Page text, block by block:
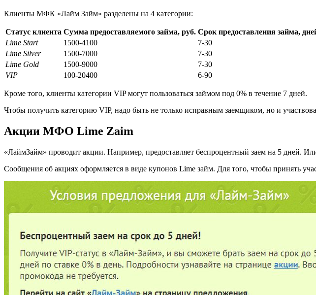
Клиенты МФК «Лайм Займ» разделены на 4 категории:
Статус клиента Сумма предоставляемого займа, руб. Срок предоставления займа,
Lime Start
1500-4100 7-30
Lime Silver 1500-7000 7-30
Lime Gold
1500-9000 7-30
VIP
100-20400 6-90
Кроме того, клиенты категории VIP могут пользоваться займом под 0% в течение 7 дней.
Чтобы получить категорию VIP, надо быть не только исправным заемщиком, но и
Акции МФО Lime Zaim
«ЛаймЗайм» проводит акции. Например, предоставляет беспроцентный заем на 5 дней.
Сообщения об акциях оформляется в виде купонов Lime займ. Для того, чтобы принять